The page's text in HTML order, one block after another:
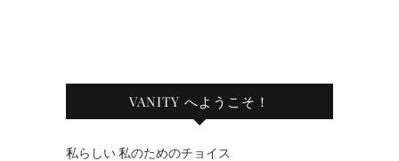
VANITY へようこそ！
私らしい 私のためのチョイス